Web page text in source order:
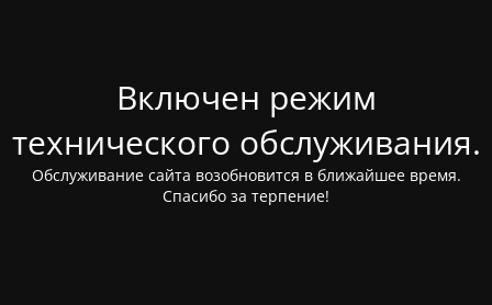
Включен режим
технического обслуживания.
Обслуживание сайта возобновится в ближайшее время.
Спасибо за терпение!